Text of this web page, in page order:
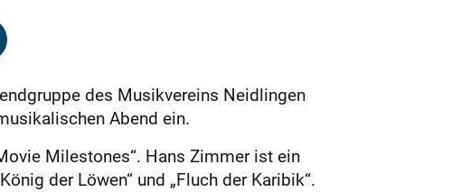
des Musikvereins Neidlingen
Abend ein.
Milestones“. Hans Zimmer ist ein
der Löwen“ und „Fluch der Karibik“.